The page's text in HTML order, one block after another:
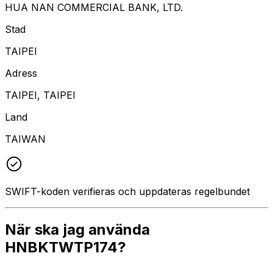
HUA NAN COMMERCIAL BANK, LTD.
Stad
TAIPEI
Adress
TAIPEI, TAIPEI
Land
TAIWAN
SWIFT-koden verifieras och uppdateras regelbundet
När ska jag använda
HNBKTWTP174?